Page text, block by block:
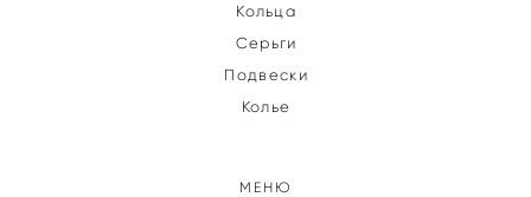
Кольца
Серьги
Подвески
Колье
МЕНЮ